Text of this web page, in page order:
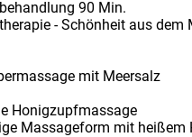
90 Min.
- Schönheit aus dem
mit Meersalz
Honigzupfmassage
Massageform mit heißem